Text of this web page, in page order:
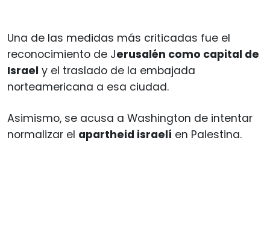
Una de las medidas más criticadas fue el
reconocimiento de Jerusalén como capital de
Israel y el traslado de la embajada
norteamericana a esa ciudad.
Asimismo, se acusa a Washington de intentar
normalizar el apartheid israelí en Palestina.